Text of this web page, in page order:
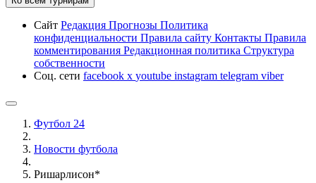
Сайт Редакция Прогнозы Политика
конфиденциальности Правила сайту Контакты Правила
комментирования Редакционная политика Структура
собственности
Соц. сети facebook x youtube instagram telegram viber
Футбол 24
Новости футбола
Ришарлисон*